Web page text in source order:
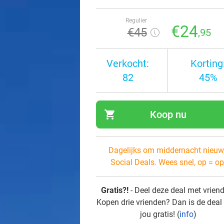
Regulier
€45 €24,95
Verkocht:
82
45%
shopping_cart Koop nu
Dagelijks om middernacht
Social Deals. Wees snel, op =
Gratis?! - Deel deze deal met
Kopen drie vrienden? Dan is de
jou gratis! (info)